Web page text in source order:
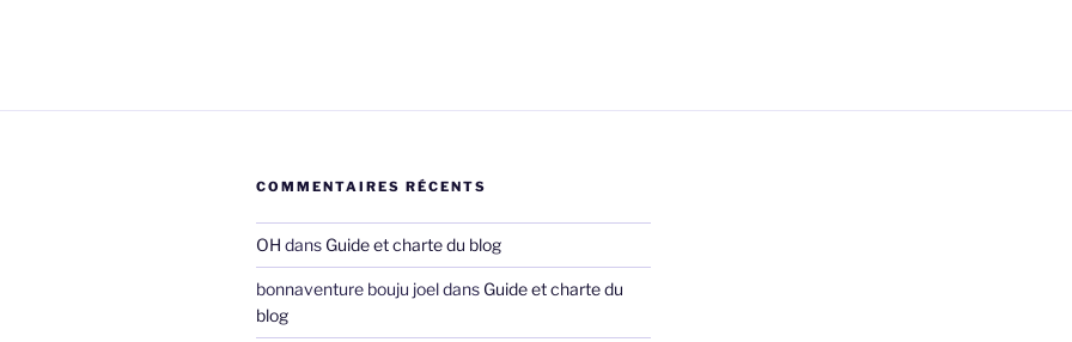
COMMENTAIRES RÉCENTS
OH dans Guide et charte du blog
bonnaventure bouju joeldans Guide et charte du
blog